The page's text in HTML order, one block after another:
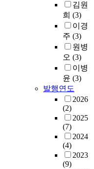
김원
희 (3)
이경
주 (3)
원병
오 (3)
이병
윤 (3)
발행연도
2026
(2)
2025
(7)
2024
(4)
2023
(9)